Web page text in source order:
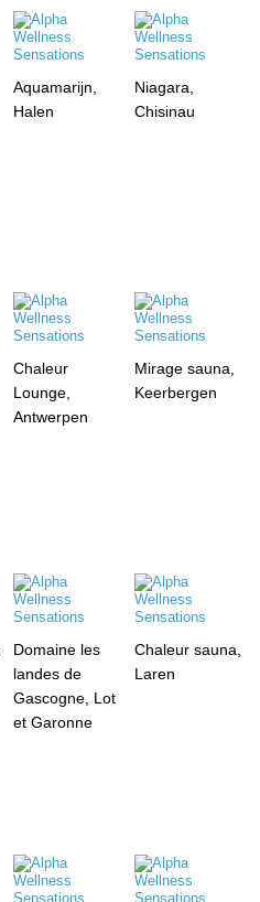
Aquamarijn,
Halen
Niagara,
Chisinau
Chaleur
Lounge,
Antwerpen
Mirage sauna,
Keerbergen
Domaine les
landes de
Gascogne, Lot
et Garonne
Chaleur sauna,
Laren